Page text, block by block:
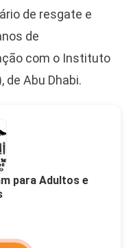
de resgate e
de
com o Instituto
de Abu Dhabi.
para Adultos e